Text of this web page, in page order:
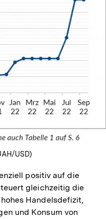
USD)
positiv auf die
gleichzeitig die
Handelsdefizit,
und Konsum von